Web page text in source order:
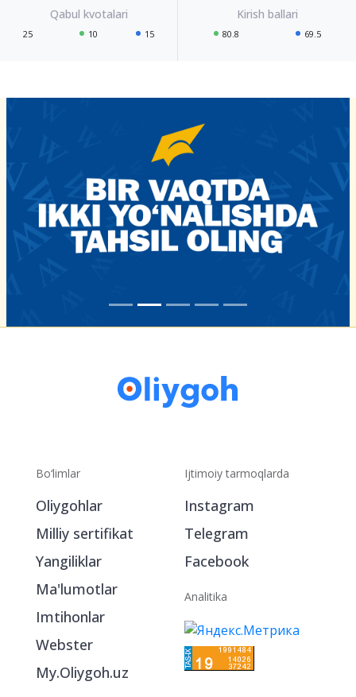
25 10 15 80.8 69.5
Bo‘limlar
Oliygohlar
Milliy sertifikat
Yangiliklar
Ma'lumotlar
Imtihonlar
Webster
My.Oliygoh.uz
Ijtimoiy tarmoqlarda
Instagram
Telegram
Facebook
Analitika